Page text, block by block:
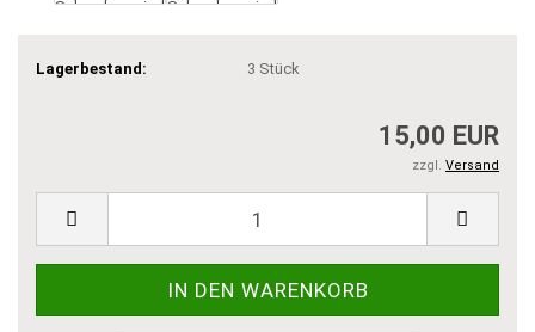
Lagerbestand: 3 Stück
15,00 EUR
zzgl. Versand